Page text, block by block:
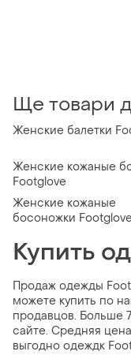
Ще товари
Женские балетки
Женские кожаные
Footglove
Женские кожаные
босоножки
Купить
Продаж одежды
можете купить по
продавцов. Больше
сайте. Средняя
выгодно одеждк